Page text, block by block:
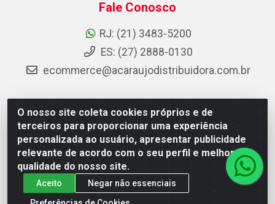
O nosso site coleta cookies próprios e de
terceiros para proporcionar uma experiência
personalizada ao usuário, apresentar publicidade
relevante de acordo com o seu perfil e melhorar a
qualidade do nosso site.
Aceito
Negar não essenciais
Fale Conosco
RJ: (21) 3483-5200
ES: (27) 2888-0130
ecommerce@acaraujodistribuidora.com.br
AC Araujo Distribuidora - Rua Carneiro de Campos, 42 -
São Cristóvão, Rio de Janeiro/RJ - CEP 20.920-410 -
CNPJ 08.744.753/0003-85